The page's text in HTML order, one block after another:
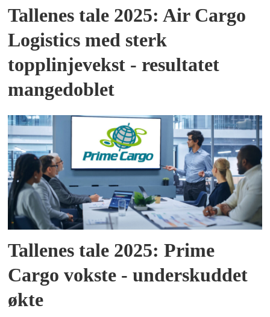
Tallenes tale 2025: Air Cargo
Logistics med sterk
topplinjevekst - resultatet
mangedoblet
Tallenes tale 2025: Prime
Cargo vokste - underskuddet
økte